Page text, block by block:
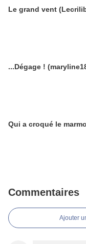
Le grand vent
...Dégage !
Qui a croqué le
Commentaires
Ajouter